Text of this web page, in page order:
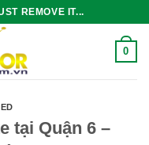
REMOVE IT...
0
tại Quận 6 –